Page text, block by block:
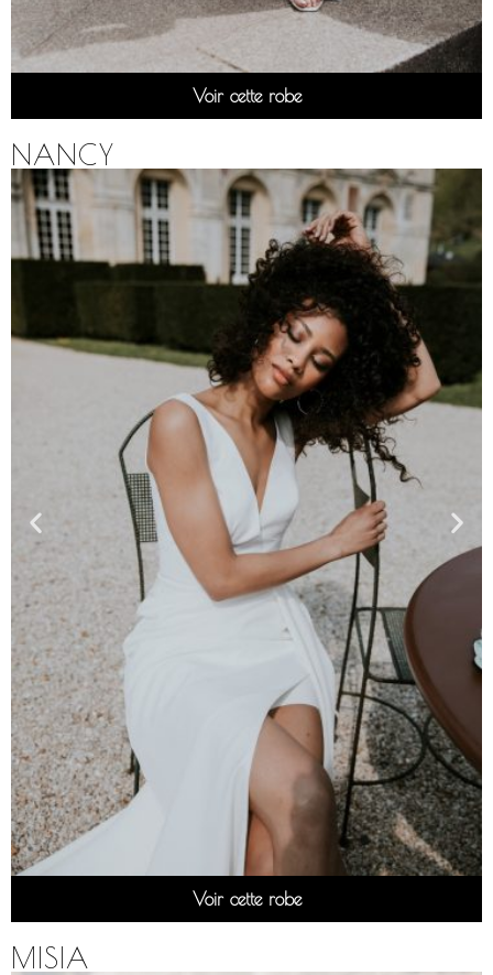
Voir cette robe
NANCY
Voir cette robe
MISIA